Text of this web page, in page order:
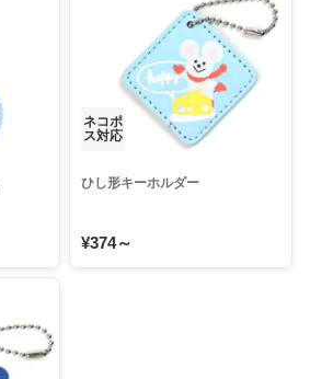
ネコポ
ス対応
ひし形キーホルダー
¥374～